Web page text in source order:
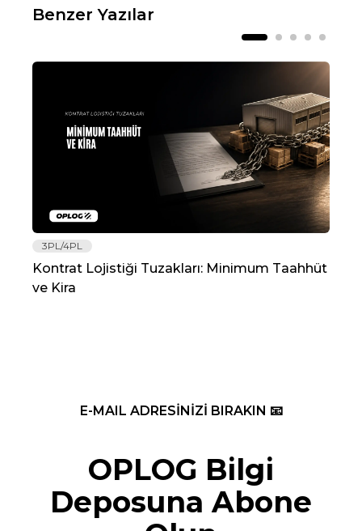
Benzer Yazılar
3PL/4PL
Kontrat Lojistiği Tuzakları: Minimum Taahhüt
ve Kira
E-MAIL ADRESİNİZİ BIRAKIN 📧
OPLOG Bilgi
Deposuna Abone